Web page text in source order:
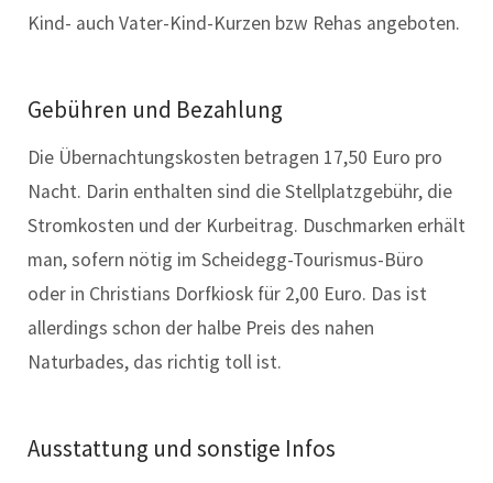
Kind- auch Vater-Kind-Kurzen bzw Rehas angeboten.
Gebühren und Bezahlung
Die Übernachtungskosten betragen 17,50 Euro pro
Nacht. Darin enthalten sind die Stellplatzgebühr, die
Stromkosten und der Kurbeitrag. Duschmarken erhält
man, sofern nötig im Scheidegg-Tourismus-Büro
oder in Christians Dorfkiosk für 2,00 Euro. Das ist
allerdings schon der halbe Preis des nahen
Naturbades, das richtig toll ist.
Ausstattung und sonstige Infos